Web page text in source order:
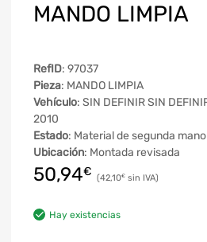
MANDO LIMPIA
RefID: 97037
Pieza: MANDO LIMPIA
Vehículo: SIN DEFINIR SIN
2010
Estado: Material de segunda mano
Ubicación: Montada revisada
50,94€ 42,10€
Hay existencias